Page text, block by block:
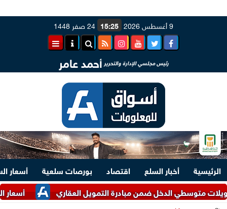
9 أغسطس 2026 15:25 24 صفر 1448
رئيس مجلسي الإدارة والتحرير أحمد عامر
الرئيسية أخبار السلع اقتصاد بورصات سلعية
أسعار
أسعار الأعلاف